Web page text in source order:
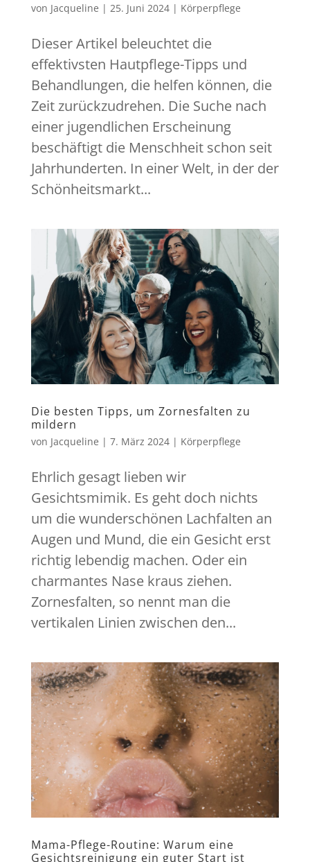
von Jacqueline | 25. Juni 2024| Körperpflege
Dieser Artikel beleuchtet die
effektivsten Hautpflege-Tipps und
Behandlungen, die helfen können, die
Zeit zurückzudrehen. Die Suche nach
einer jugendlichen Erscheinung
beschäftigt die Menschheit schon seit
Jahrhunderten. In einer Welt, in der der
Schönheitsmarkt...
Die besten Tipps, um Zornesfalten zu
mildern
von Jacqueline | 7. März 2024| Körperpflege
Ehrlich gesagt lieben wir
Gesichtsmimik. Es geht doch nichts
um die wunderschönen Lachfalten an
Augen und Mund, die ein Gesicht erst
richtig lebendig machen. Oder ein
charmantes Nase kraus ziehen.
Zornesfalten, so nennt man die
vertikalen Linien zwischen den...
Mama-Pflege-Routine: Warum eine
Gesichtsreinigung ein guter Start ist